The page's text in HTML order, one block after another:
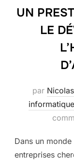
UN
LE
par
informatique
Dans un
entreprises